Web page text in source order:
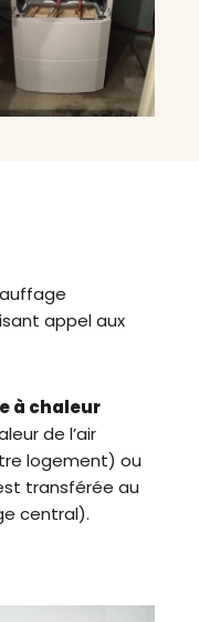
appel aux
à chaleur
de l’air
logement) ou
transférée au
central).